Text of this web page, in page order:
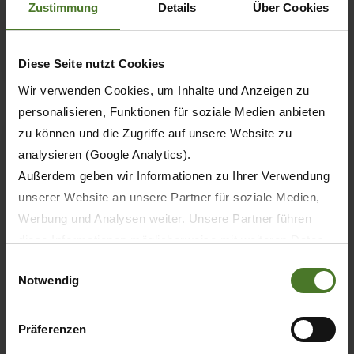
Zustimmung Details Über Cookies
Diese Seite nutzt Cookies
Wir verwenden Cookies, um Inhalte und Anzeigen zu
personalisieren, Funktionen für soziale Medien anbieten
zu können und die Zugriffe auf unsere Website zu
analysieren (Google Analytics).
Außerdem geben wir Informationen zu Ihrer Verwendung
unserer Website an unsere Partner für soziale Medien,
Werbung und Analysen weiter. Unsere Partner führen
sie im Rahmen Ihrer Nutzung der Dienste gesammelt
Wir setzen im Rahmen des Trackings auch Dienstleister
Notwendig
Präferenzen